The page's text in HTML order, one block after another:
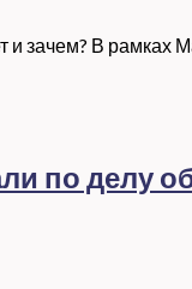
и зачем? В рамках
по делу